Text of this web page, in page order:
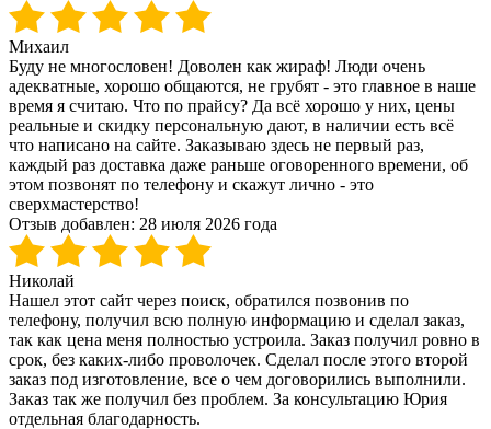
Михаил
Буду не многословен! Доволен как жираф! Люди очень
адекватные, хорошо общаются, не грубят - это главное в наше
время я считаю. Что по прайсу? Да всё хорошо у них, цены
реальные и скидку персональную дают, в наличии есть всё
что написано на сайте. Заказываю здесь не первый раз,
каждый раз доставка даже раньше оговоренного времени, об
этом позвонят по телефону и скажут лично - это
сверхмастерство!
Отзыв добавлен: 28 июля 2026 года
Николай
Нашел этот сайт через поиск, обратился позвонив по
телефону, получил всю полную информацию и сделал заказ,
так как цена меня полностью устроила. Заказ получил ровно в
срок, без каких-либо проволочек. Сделал после этого второй
заказ под изготовление, все о чем договорились выполнили.
Заказ так же получил без проблем. За консультацию Юрия
отдельная благодарность.